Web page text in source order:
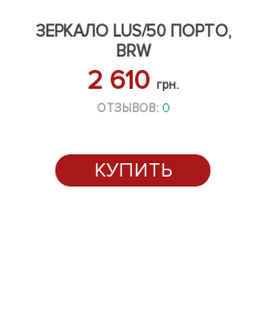
ЗЕРКАЛО LUS/50 ПОРТО,
BRW
2 610 грн.
ОТЗЫВОВ: 0
КУПИТЬ